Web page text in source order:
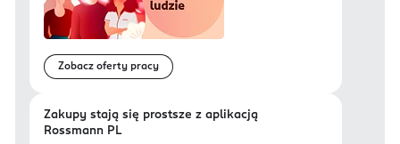
Zobacz oferty pracy
Zakupy stają się prostsze z aplikacją
Rossmann PL